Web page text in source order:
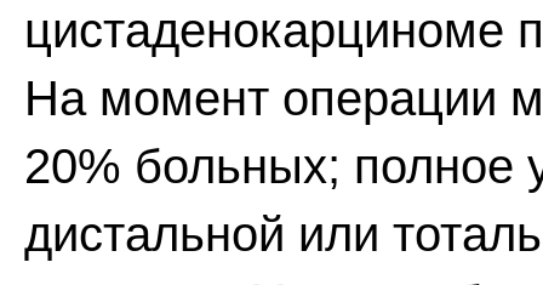
цистаденокарциноме
На момент операции
20% больных; полное
дистальной или